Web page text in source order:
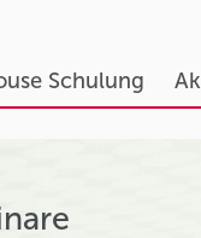
Schulung